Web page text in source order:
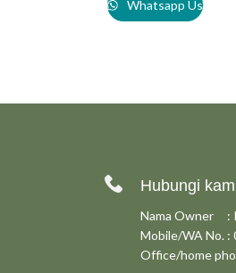
Whatsapp Us
Hubungi
Nama Owner :
Mobile/WA No. :
Office/home